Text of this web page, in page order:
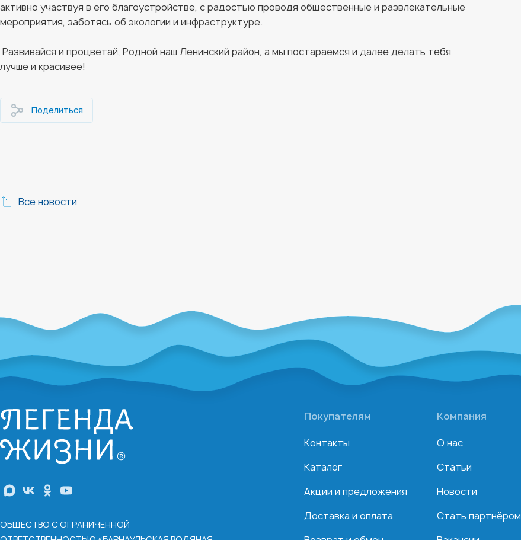
активно участвуя в его благоустройстве, с радостью проводя общественные и развлекательные
мероприятия, заботясь об экологии и инфраструктуре.
Развивайся и процветай, Родной наш Ленинский район, а мы постараемся и далее делать тебя
лучше и красивее!
Поделиться
Все новости
ОБЩЕСТВО С ОГРАНИЧЕННОЙ
Покупателям
Контакты
Каталог
Акции и предложения
Доставка и оплата
Компания
О нас
Статьи
Новости
Стать партнёром